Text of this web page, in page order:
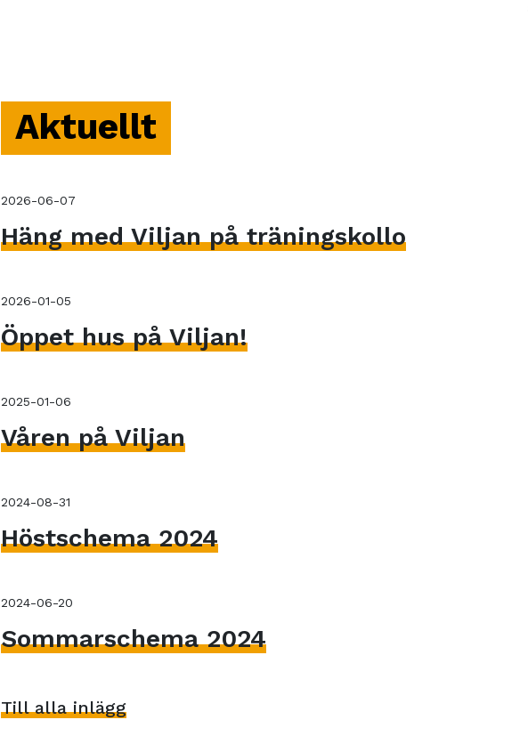
Aktuellt
2026-06-07
Häng med Viljan på träningskollo
2026-01-05
Öppet hus på Viljan!
2025-01-06
Våren på Viljan
2024-08-31
Höstschema 2024
2024-06-20
Sommarschema 2024
Till alla inlägg